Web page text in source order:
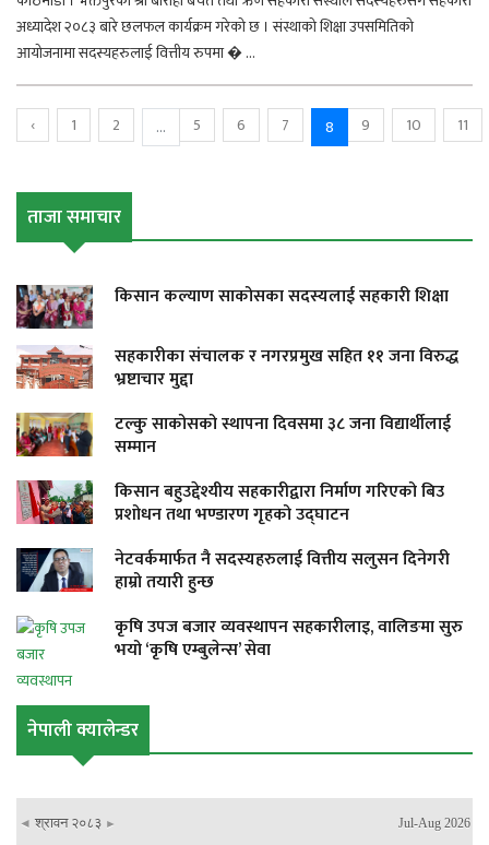
अध्यादेश २०८३ बारे छलफल कार्यक्रम गरेको छ । संस्थाको शिक्षा उपसमितिको
आयोजनामा सदस्यहरुलाई वित्तीय रुपमा � ...
‹ 1 2 ... 5 6 7 8 9 10 11
ताजा समाचार
किसान कल्याण साकोसका सदस्यलाई सहकारी शिक्षा
सहकारीका संचालक र नगरप्रमुख सहित ११ जना विरुद्ध
भ्रष्टाचार मुद्दा
टल्कु साकोसको स्थापना दिवसमा ३८ जना विद्यार्थीलाई
सम्मान
किसान बहुउद्देश्यीय सहकारीद्वारा निर्माण गरिएको बिउ
प्रशोधन तथा भण्डारण गृहको उद्घाटन
नेटवर्कमार्फत नै सदस्यहरुलाई वित्तीय सलुसन दिनेगरी
हाम्रो तयारी हुन्छ
कृषि उपज बजार व्यवस्थापन सहकारीलाइ, वालिङमा सुरु
भयो ‘कृषि एम्बुलेन्स’ सेवा
नेपाली क्यालेन्डर